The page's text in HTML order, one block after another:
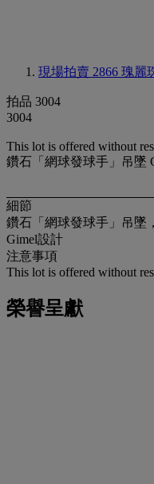
現場拍賣 2866 瑰麗
拍品 3004
3004
This lot is offered without
鑽石「網球發球手」吊墜
細節
鑽石「網球發球手」吊墜
Gimel設計
注意事項
This lot is offered without
榮譽呈獻